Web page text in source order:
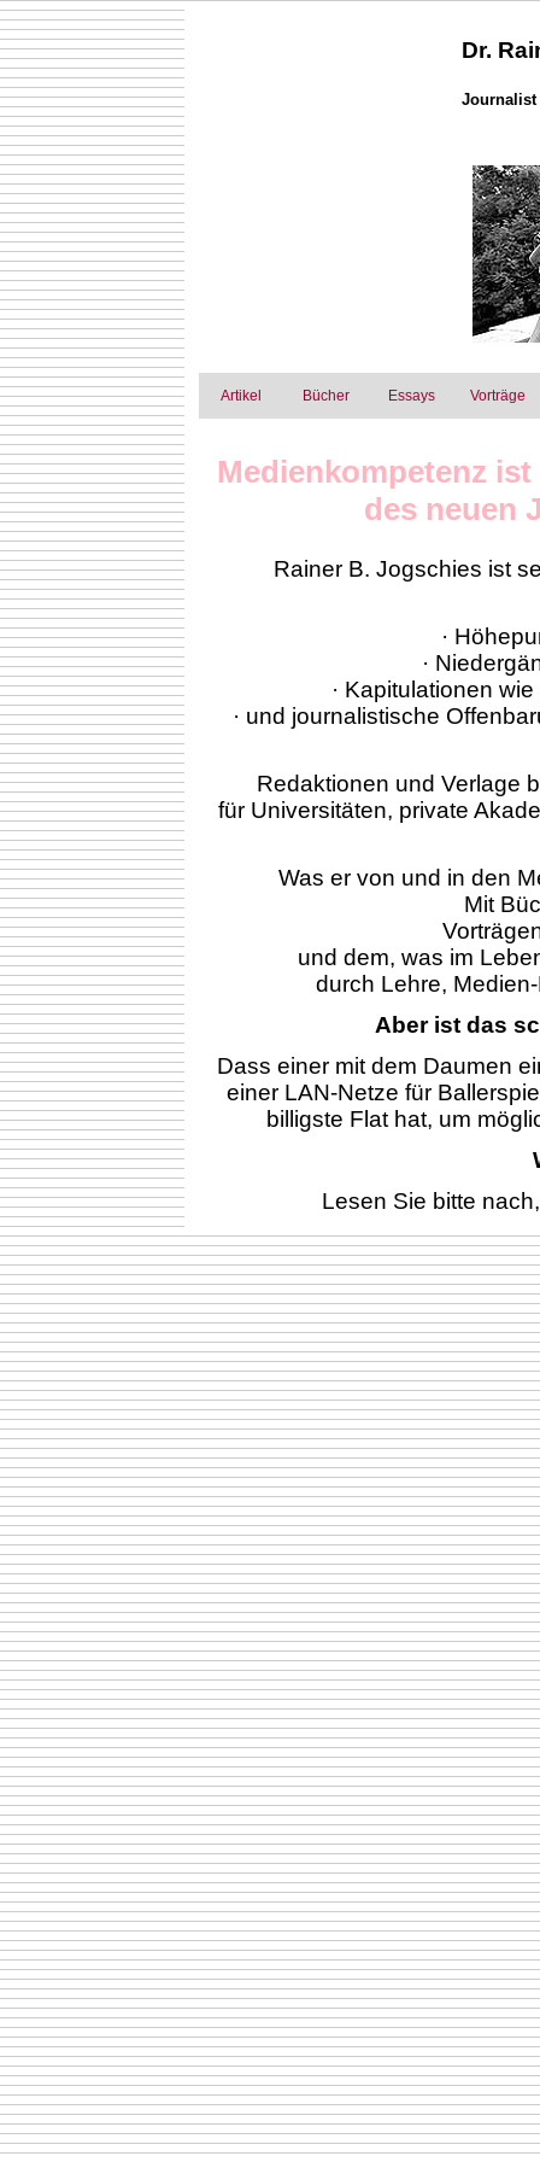
Dr.
Journalist
Artikel Bücher Essays Vorträge
Medienkompetenz
des neuen
Rainer B. Jogschies ist
·
·
· Kapitulationen
· und journalistische
Redaktionen und Verlage
für Universitäten, private
Was er von und in den
Mit
und dem, was im
durch Lehre,
Aber ist das
Dass einer mit dem Daumen
einer LAN-Netze für
billigste Flat hat, um
Lesen Sie bitte